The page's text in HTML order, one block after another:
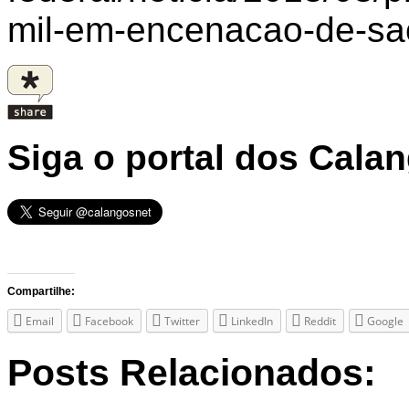
mil-em-encenacao-de-
Siga o portal dos
Compartilhe:
Email Facebook Twitter LinkedIn Reddit Google
Posts Relacionados: